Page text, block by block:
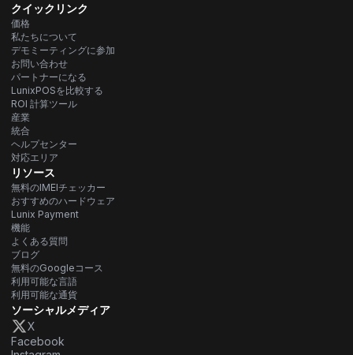
クイックリンク
価格
私たちについて
デモミーティングに参加
お問い合わせ
パートナーになる
LunixPOSを比較する
ROI 計算ツール
産業
統合
ヘルプセンター
対応エリア
リソース
無料のIMEIチェッカー
おすすめのハードウェア
Lunix Payment
機能
よくある質問
ブログ
無料のGoogleコース
利用可能な言語
利用可能な通貨
ソーシャルメディア
X
Facebook